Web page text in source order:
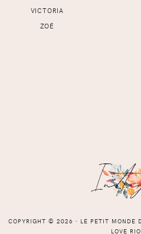
VICTORIA
ZOÉ
COPYRIGHT © 2026 ⸱ LE PETIT MONDE
LOVE